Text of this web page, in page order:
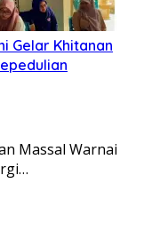
Gelar Khitanan
Massal Warnai